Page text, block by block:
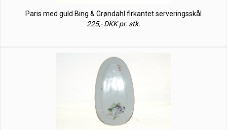
Paris med guld Bing & Grøndahl firkantet serveringsskål
225,- DKK pr. stk.